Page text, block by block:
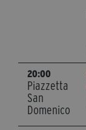
20:00
Piazzetta
San
Domenico